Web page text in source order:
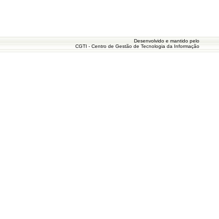
Desenvolvido e mantido pelo
CGTI - Centro de Gestão de Tecnologia da Informação